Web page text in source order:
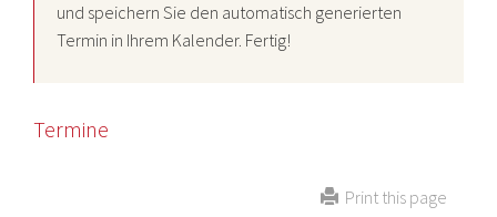
und speichern Sie den automatisch generierten
Termin in Ihrem Kalender. Fertig!
Termine
Print this page